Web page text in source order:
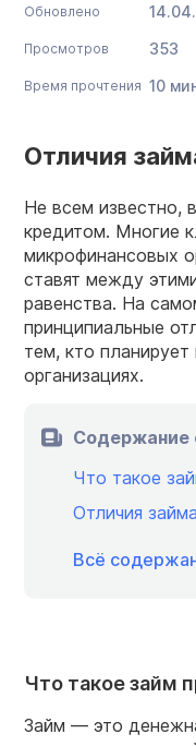
Обновлено
Просмотров 353
Время прочтения 10
Отличия
Не всем известно,
кредитом. Многие
микрофинансовых
ставят между
равенства. На
принципиальные
тем, кто
организациях.
Содержание
Что такое
Отличия
Всё
Что такое займ
Займ — это